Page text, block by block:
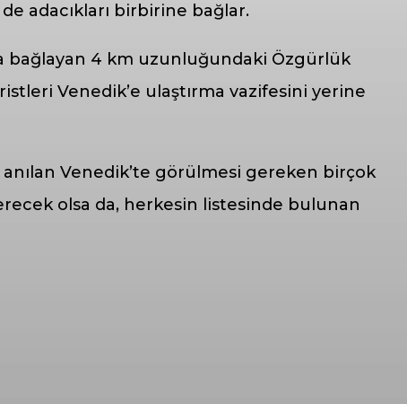
adacıkları birbirine bağlar.
bağlayan 4 km uzunluğundaki Özgürlük
Venedik’e ulaştırma vazifesini yerine
anılan Venedik’te görülmesi gereken birçok
olsa da, herkesin listesinde bulunan